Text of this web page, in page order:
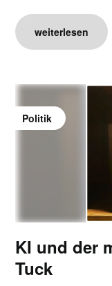
weiterlesen
Politik
KI und der
Tuck